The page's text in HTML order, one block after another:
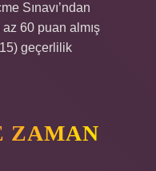
Sınavı’ndan
60 puan almış
geçerlilik
ZAMAN